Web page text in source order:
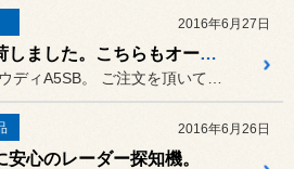
2016年6月27日
やっと入荷しました。こちらもオーダーホイール！
2016年6月26日
安心のレーダー探知機。